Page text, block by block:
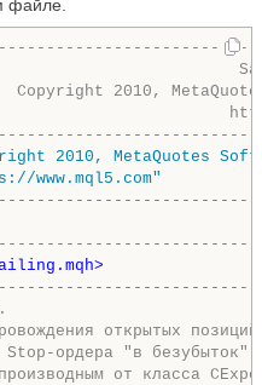
файле.
Copyright 2010,
2010, MetaQuotes
www.mql5.com"
сопровождения
Stop-ордера
"в
от класса